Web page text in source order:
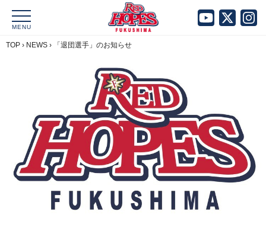
MENU
TOP › NEWS › 「退団選手」のお知らせ